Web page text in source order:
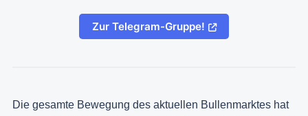
Zur Telegram-Gruppe!
Die gesamte Bewegung des aktuellen Bullenmarktes hat